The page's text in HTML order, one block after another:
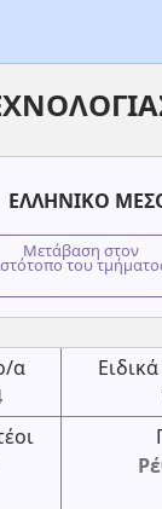
ΕΛΛΗΝΙΚΟ
Μετάβαση στον
του
α